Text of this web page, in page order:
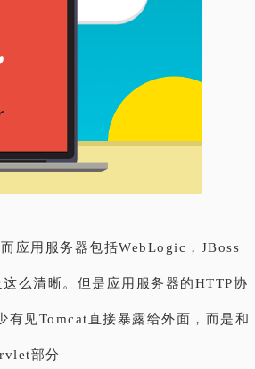
应用服务器包括WebLogic，JBoss
么清晰。但是应用服务器的HTTP协
有见Tomcat直接暴露给外面，而是和
部分